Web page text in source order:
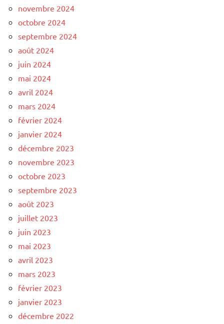
novembre 2024
octobre 2024
septembre 2024
août 2024
juin 2024
mai 2024
avril 2024
mars 2024
février 2024
janvier 2024
décembre 2023
novembre 2023
octobre 2023
septembre 2023
août 2023
juillet 2023
juin 2023
mai 2023
avril 2023
mars 2023
février 2023
janvier 2023
décembre 2022